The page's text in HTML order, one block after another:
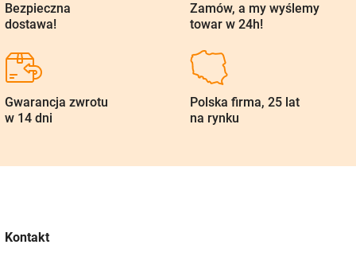
Bezpieczna
dostawa!
Zamów, a my wyślemy
towar w 24h!
Gwarancja zwrotu
w 14 dni
Polska firma, 25 lat
na rynku
Kontakt